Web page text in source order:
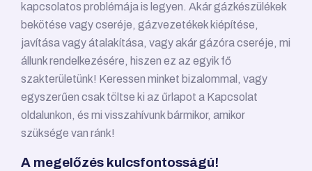
kapcsolatos problémája is legyen. Akár gázkészülékek
bekötése vagy cseréje, gázvezetékek kiépítése,
javítása vagy átalakítása, vagy akár gázóra cseréje, mi
állunk rendelkezésére, hiszen ez az egyik fő
szakterületünk! Keressen minket bizalommal, vagy
egyszerűen csak töltse ki az űrlapot a Kapcsolat
oldalunkon, és mi visszahívunk bármikor, amikor
szüksége van ránk!
A megelőzés kulcsfontosságú!